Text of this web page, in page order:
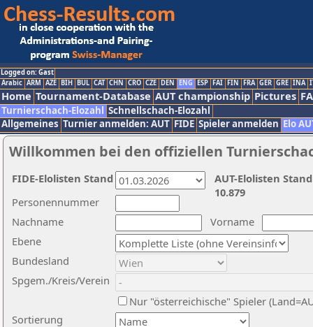
Logged on: Gast
Arabic ARM AZE BIH BUL CAT CHN CRO CZE DEN ENG ESP FAI FIN FRA GER GRE INA
Home Tournament-Database AUT championship Pictures
Turnierschach-Elozahl Schnellschach-Elozahl
Allgemeines Turnier anmelden: AUT FIDE Spieler anmelden Elo
Willkommen bei den offiziellen
Nachname
Vorname
Ebene
Sortierung
Personennummer
Bundesland
Spgem./Kreis/Verein
Nur "österreichische" Spieler
AUT-Elolisten
10.879
FIDE-Elolisten Stand